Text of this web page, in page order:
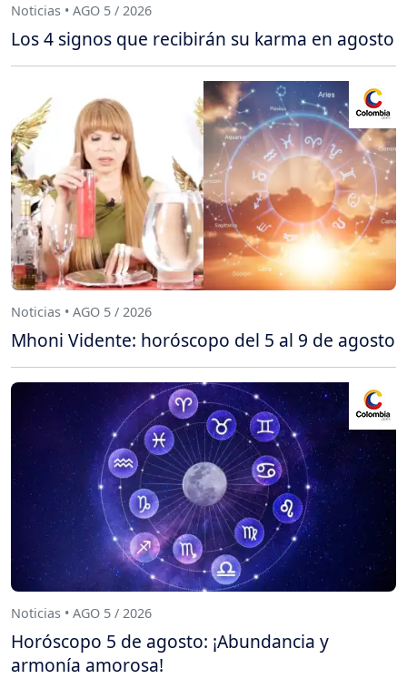
Noticias • AGO 5 / 2026
Los 4 signos que recibirán su karma en agosto
Noticias • AGO 5 / 2026
Mhoni Vidente: horóscopo del 5 al 9 de agosto
Noticias • AGO 5 / 2026
Horóscopo 5 de agosto: ¡Abundancia y
armonía amorosa!